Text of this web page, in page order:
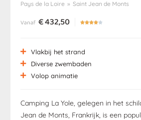
Pays de la Loire » Saint Jean de Monts
Vanaf €432,50 
Vlakbij het strand
Diverse zwembaden
Volop animatie
Camping La Yole, gelegen in het
Jean de Monts, Frankrijk, is een